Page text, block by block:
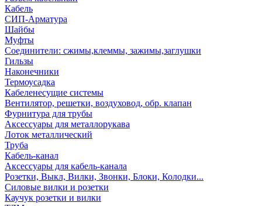
Кабель
СИП-Арматура
Шайбы
Муфты
Соединители: сжимы,клеммы, зажимы,заглушки
Гильзы
Наконечники
Термоусадка
Кабеленесущие системы
Вентилятор, решетки, воздуховод, обр. клапан
Фурнитура для трубы
Аксессуары для металлорукава
Лоток металлический
Труба
Кабель-канал
Аксессуары для кабель-канала
Розетки, Выкл, Вилки, Звонки, Блоки, Колодки...
Силовые вилки и розетки
Каучук розетки и вилки